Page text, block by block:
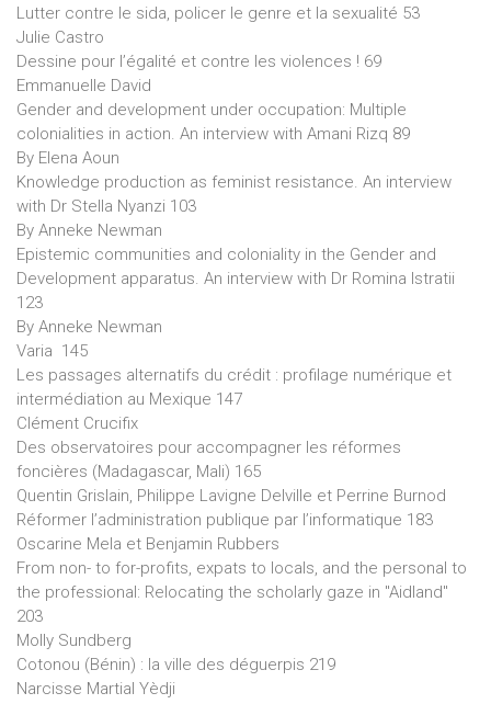
Lutter contre le sida, policer le genre et la sexualité 53
Julie Castro
Dessine pour l’égalité et contre les violences ! 69
Emmanuelle David
Gender and development under occupation: Multiple
colonialities in action. An interview with Amani Rizq 89
By Elena Aoun
Knowledge production as feminist resistance. An interview
with Dr Stella Nyanzi 103
By Anneke Newman
Epistemic communities and coloniality in the Gender and
Development apparatus. An interview with Dr Romina Istratii
123
By Anneke Newman
Varia 145
Les passages alternatifs du crédit : profilage numérique et
intermédiation au Mexique 147
Clément Crucifix
Des observatoires pour accompagner les réformes
foncières (Madagascar, Mali) 165
Quentin Grislain, Philippe Lavigne Delville et Perrine Burnod
Réformer l’administration publique par l’informatique 183
Oscarine Mela et Benjamin Rubbers
From non- to for-profits, expats to locals, and the personal to
the professional: Relocating the scholarly gaze in "Aidland"
203
Molly Sundberg
Cotonou (Bénin) : la ville des déguerpis 219
Narcisse Martial Yèdji